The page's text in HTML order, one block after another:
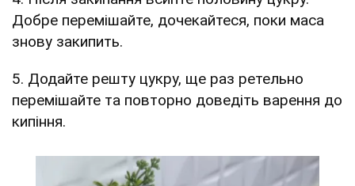
Добре перемішайте, дочекайтеся, поки маса
знову закипить.
5. Додайте решту цукру, ще раз ретельно
перемішайте та повторно доведіть варення до
кипіння.